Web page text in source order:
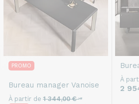
PROMO
Bureau manager Vanoise
À partir de 1 344,00 €HT
À
2